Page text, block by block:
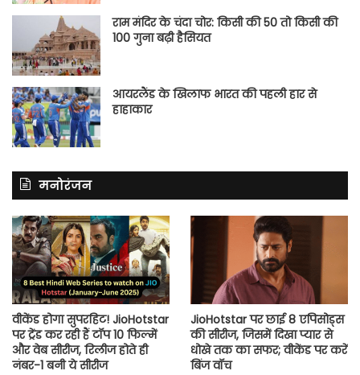
राम मंदिर के चंदा चोर: किसी की 50 तो किसी की
100 गुना बढ़ी हैसियत
आयरलैंड के खिलाफ भारत की पहली हार से
हाहाकार
मनोरंजन
वीकेंड होगा सुपरहिट! JioHotstar
पर ट्रेंड कर रही हैं टॉप 10 फिल्में
और वेब सीरीज, रिलीज होते ही
नंबर-1 बनी ये सीरीज
JioHotstar पर छाई 8 एपिसोड्स
की सीरीज, जिसमें दिखा प्यार से
धोखे तक का सफर; वीकेंड पर करें
बिंज वॉच